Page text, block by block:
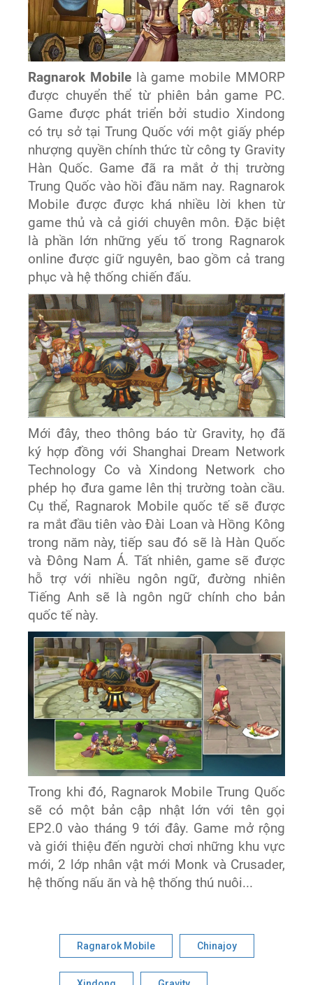
Ragnarok Mobile là game mobile MMORP
được chuyển thể từ phiên bản game PC.
Game được phát triển bởi studio Xindong
có trụ sở tại Trung Quốc với một giấy phép
nhượng quyền chính thức từ công ty Gravity
Hàn Quốc. Game đã ra mắt ở thị trường
Trung Quốc vào hồi đầu năm nay. Ragnarok
Mobile được được khá nhiều lời khen từ
game thủ và cả giới chuyên môn. Đặc biệt
là phần lớn những yếu tố trong Ragnarok
online được giữ nguyên, bao gồm cả trang
phục và hệ thống chiến đấu.
Mới đây, theo thông báo từ Gravity, họ đã
ký hợp đồng với Shanghai Dream Network
Technology Co và Xindong Network cho
phép họ đưa game lên thị trường toàn cầu.
Cụ thể, Ragnarok Mobile quốc tế sẽ được
ra mắt đầu tiên vào Đài Loan và Hồng Kông
trong năm này, tiếp sau đó sẽ là Hàn Quốc
và Đông Nam Á. Tất nhiên, game sẽ được
hỗ trợ với nhiều ngôn ngữ, đường nhiên
Tiếng Anh sẽ là ngôn ngữ chính cho bản
quốc tế này.
Trong khi đó, Ragnarok Mobile Trung Quốc
sẽ có một bản cập nhật lớn với tên gọi
EP2.0 vào tháng 9 tới đây. Game mở rộng
và giới thiệu đến người chơi những khu vực
mới, 2 lớp nhân vật mới Monk và Crusader,
hệ thống nấu ăn và hệ thống thú nuôi...
Ragnarok Mobile Chinajoy